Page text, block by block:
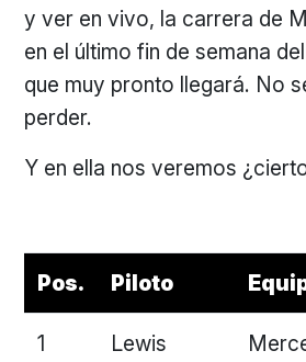
y ver en vivo, la carrera de
en el último fin de semana
que muy pronto llegará. No
perder.
Y en ella nos veremos
Pos. Piloto
1
Lewis